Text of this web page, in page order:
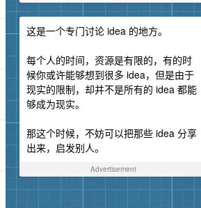
这是一个专门讨论 idea 的地方。
每个人的时间，资源是有限的，有的时
候你或许能够想到很多 idea，但是由于
现实的限制，却并不是所有的 idea 都能
够成为现实。
那这个时候，不妨可以把那些 idea 分享
出来，启发别人。
Advertisement